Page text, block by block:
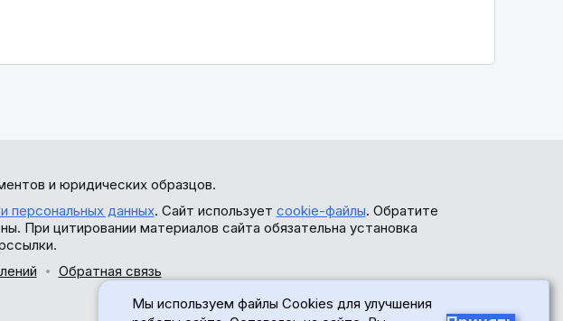
и юридических образцов.
персональных данных. Сайт использует cookie-файлы. Обратите
При цитировании материалов сайта обязательна установка
Обратная связь
Мы используем файлы Cookies для улучшения